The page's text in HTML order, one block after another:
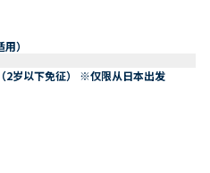
）
2岁以下免征） ※仅限从日本出发